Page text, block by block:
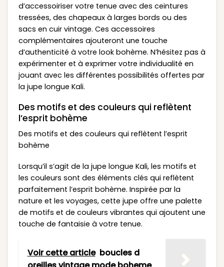
d’accessoiriser votre tenue avec des ceintures
tressées, des chapeaux à larges bords ou des
sacs en cuir vintage. Ces accessoires
complémentaires ajouteront une touche
d’authenticité à votre look bohème. N’hésitez pas à
expérimenter et à exprimer votre individualité en
jouant avec les différentes possibilités offertes par
la jupe longue Kali.
Des motifs et des couleurs qui reflètent
l’esprit bohème
Des motifs et des couleurs qui reflètent l’esprit
bohème
Lorsqu’il s’agit de la jupe longue Kali, les motifs et
les couleurs sont des éléments clés qui reflètent
parfaitement l’esprit bohème. Inspirée par la
nature et les voyages, cette jupe offre une palette
de motifs et de couleurs vibrantes qui ajoutent une
touche de fantaisie à votre tenue.
Voir cette article boucles d